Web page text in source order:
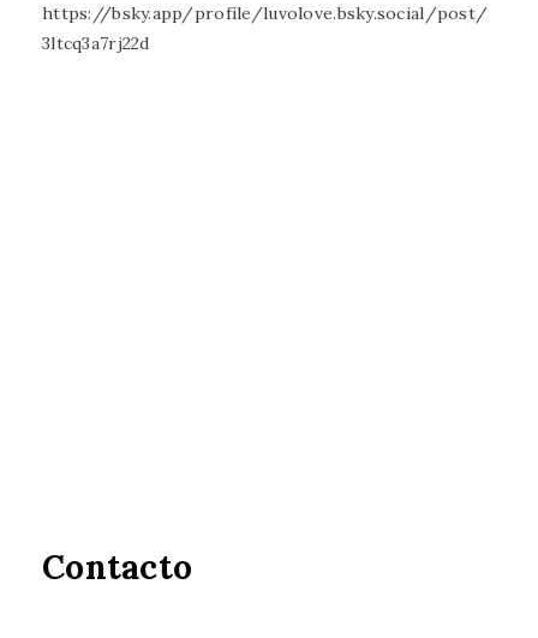
https://bsky.app/profile/luvolove.bsky.social/post/
3ltcq3a7rj22d
Contacto